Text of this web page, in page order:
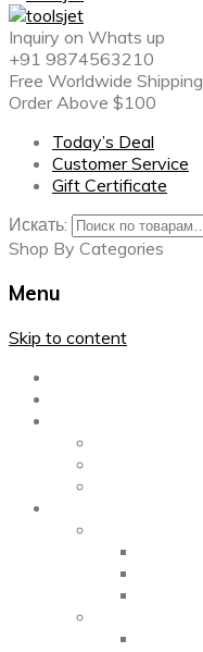
Inquiry on Whats up
+91 9874563210
Free Worldwide Shipping
Order Above $100
Today’s Deal
Customer Service
Gift Certificate
Искать:
Shop By Categories
Menu
Skip to content